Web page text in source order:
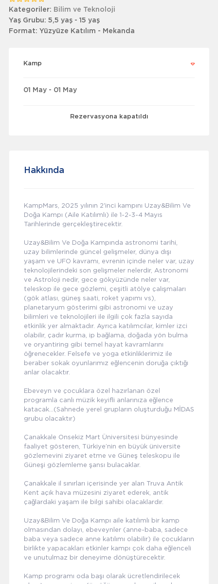
Kategoriler: Bilim ve Teknoloji
Yaş Grubu: 5,5 yaş - 15 yaş
Format: Yüzyüze Katılım - Mekanda
Kamp
01 May - 01 May
Rezervasyona kapatıldı
Hakkında
KampMars, 2025 yılının 2'inci kampını Uzay&Bilim Ve
Doğa Kampı (Aile Katılımlı) ile 1-2-3-4 Mayıs
Tarihlerinde gerçekleştirecektir.
Uzay&Bilim Ve Doğa Kampında astronomi tarihi,
uzay bilimlerinde güncel gelişmeler, dünya dışı
yaşam ve UFO kavramı, evrenin içinde neler var, uzay
teknolojilerindeki son gelişmeler nelerdir, Astronomi
ve Astroloji nedir, gece gökyüzünde neler var,
teleskop ile gece gözlemi, çeşitli atölye çalışmaları
(gök atlası, güneş saati, roket yapımı vs),
planetaryum gösterimi gibi astronomi ve uzay
bilimleri ve teknolojileri ile ilgili çok fazla sayıda
etkinlik yer almaktadır. Ayrıca katılımcılar, kimler izci
olabilir, çadır kurma, ip bağlama, doğada yön bulma
ve oryantiring gibi temel hayat kavramlarını
öğrenecekler. Felsefe ve yoga etkinliklerimiz ile
beraber sokak oyunlarımız eğlencenin doruğa çıktığı
anlar olacaktır.
Ebeveyn ve çocuklara özel hazırlanan özel
programla canlı müzik keyifli anlarınıza eğlence
katacak...(Sahnede yerel grupların oluşturduğu MİDAS
grubu olacaktır)
Çanakkale Onsekiz Mart Üniversitesi bünyesinde
faaliyet gösteren, Türkiye’nin en büyük üniversite
gözlemevini ziyaret etme ve Güneş teleskopu ile
Güneşi gözlemleme şansı bulacaklar.
Çanakkale il sınırları içerisinde yer alan Truva Antik
Kent açık hava müzesini ziyaret ederek, antik
çağlardaki yaşam ile bilgi sahibi olacaklardır.
Uzay&Bilim Ve Doğa Kampı aile katılımlı bir kamp
olmasından dolayı, ebeveynler (anne-baba, sadece
baba veya sadece anne katılımı olabilir) ile çocukların
birlikte yapacakları etkinler kampı çok daha eğlenceli
ve unutulmaz bir deneyime dönüştürecektir.
Kamp programı oda başı olarak ücretlendirilecek